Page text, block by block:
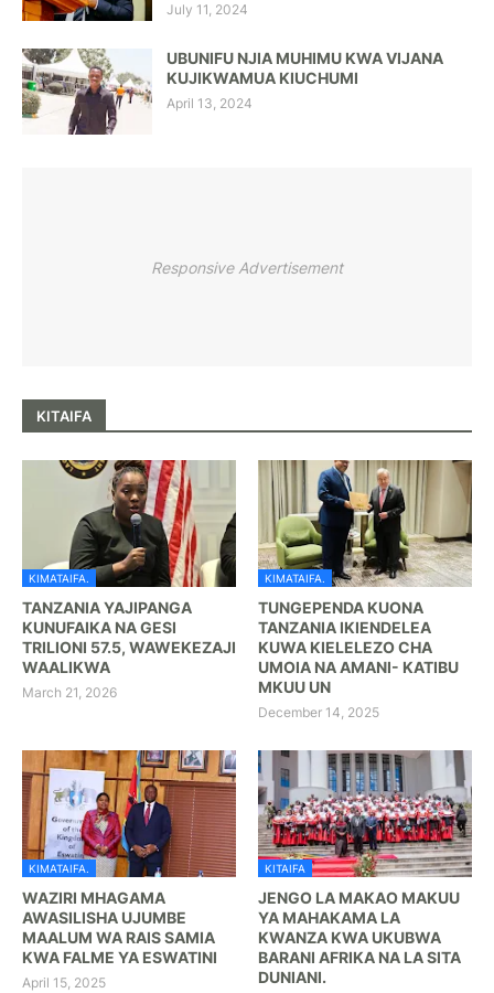
July 11, 2024
UBUNIFU NJIA MUHIMU KWA VIJANA
KUJIKWAMUA KIUCHUMI
April 13, 2024
Responsive Advertisement
KITAIFA
KIMATAIFA.
TANZANIA YAJIPANGA
KUNUFAIKA NA GESI
TRILIONI 57.5, WAWEKEZAJI
WAALIKWA
March 21, 2026
KIMATAIFA.
TUNGEPENDA KUONA
TANZANIA IKIENDELEA
KUWA KIELELEZO CHA
UMOIA NA AMANI- KATIBU
MKUU UN
December 14, 2025
KIMATAIFA.
WAZIRI MHAGAMA
AWASILISHA UJUMBE
MAALUM WA RAIS SAMIA
KWA FALME YA ESWATINI
April 15, 2025
KITAIFA
JENGO LA MAKAO MAKUU
YA MAHAKAMA LA
KWANZA KWA UKUBWA
BARANI AFRIKA NA LA SITA
DUNIANI.